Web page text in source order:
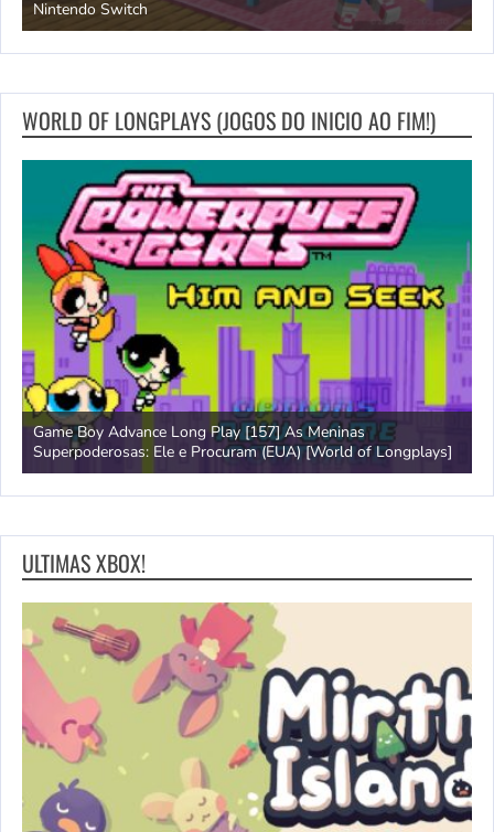
Nintendo Switch
WORLD OF LONGPLAYS (JOGOS DO INICIO AO FIM!)
Game Boy Advance Long Play [157] As Meninas
Superpoderosas: Ele e Procuram (EUA) [World of Longplays]
ULTIMAS XBOX!